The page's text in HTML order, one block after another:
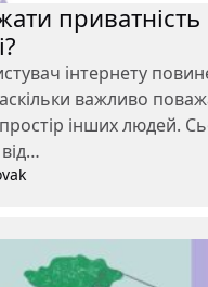
інтернету
важливо
інших людей.